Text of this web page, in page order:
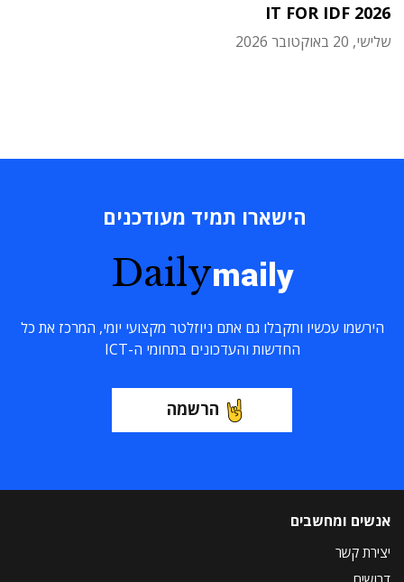
IT FOR IDF 2026
שלישי, 20 באוקטובר 2026
הישארו תמיד מעודכנים
Dailymaily
הירשמו עכשיו ותקבלו גם אתם ניוזלטר מקצועי יומי, המרכז את כל
החדשות והעדכונים בתחומי ה-ICT
הרשמה
אנשים ומחשבים
יצירת קשר